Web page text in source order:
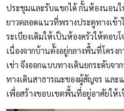
ประชุมและรับแขกได้ กั้นห้องนอน
ยาวตลอดแนวที่พรางประตูทางเข้
ระเบียงเดิมให้เป็นห้องครัวให้ตอบ
เนื่องจากบ้านตั้งอยู่กลางพื้นที่โครง
เช่า จึงออกแบบทางเดินยกระดับจ
ทางเดินสาธารณะของผู้สัญจร และ
เพื่อสร้างขอบเขตพื้นที่อยู่อาศัยให้